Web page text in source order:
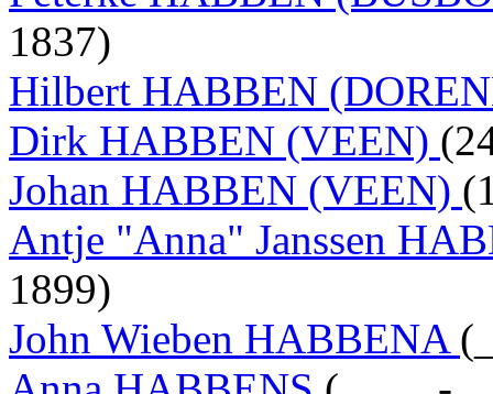
1837)
Hilbert HABBEN
Dirk HABBEN (VEEN)
Johan HABBEN (VEEN)
Antje "Anna" Janssen
1899)
John Wieben HABBENA